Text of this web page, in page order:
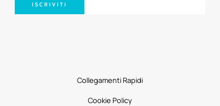
ISCRIVITI
Collegamenti Rapidi
Cookie Policy